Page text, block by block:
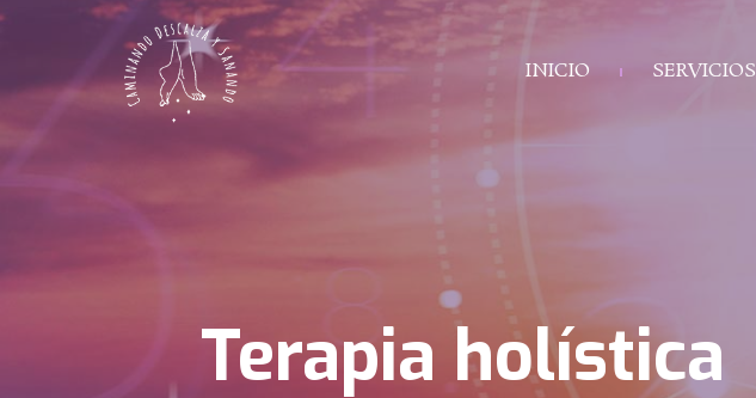
INICIO SERVICIOS
Terapia holística